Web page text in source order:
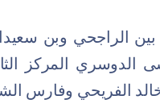
تفصل بين الراجحي وبن
المركز
الفريحي وفارس